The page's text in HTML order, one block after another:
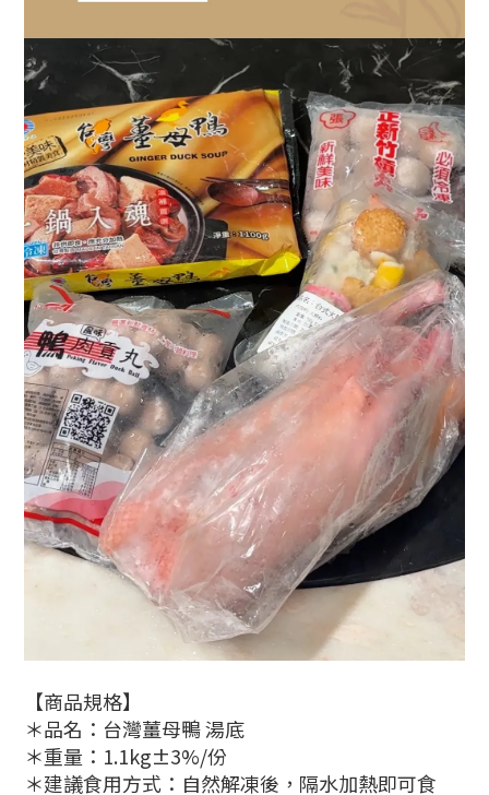
【商品規格】
＊品名：台灣薑母鴨 湯底
＊重量：1.1kg±3%/份
＊建議食用方式：自然解凍後，隔水加熱即可食